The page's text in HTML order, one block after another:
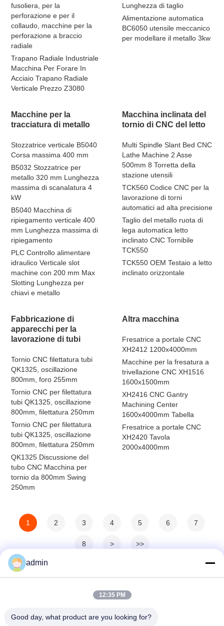
fusoliera, per la
perforazione e per il
collaudo, macchine per la
perforazione a braccio
radiale
Trapano Radiale Industriale
Macchina Per Forare In
Acciaio Trapano Radiale
Verticale Prezzo Z3080
Lunghezza di taglio
Alimentazione automatica
BC6050 utensile meccanico
per modellare il metallo 3kw
Macchine per la
tracciatura di metallo
Stozzatrice verticale B5040
Corsa massima 400 mm
B5032 Stozzatrice per
metallo 320 mm Lunghezza
massima di scanalatura 4
kW
B5040 Macchina di
ripiegamento verticale 400
mm Lunghezza massima di
ripiegamento
PLC Controllo alimentare
idraulico Verticale slot
machine con 200 mm Max
Slotting Lunghezza per
chiavi e metallo
Macchina inclinata del
tornio di CNC del letto
Multi Spindle Slant Bed CNC
Lathe Machine 2 Asse
500mm 8 Torretta della
stazione utensili
TCK560 Codice CNC per la
lavorazione di torni
automatici ad alta precisione
Taglio del metallo ruota di
lega automatica letto
inclinato CNC Tornibile
TCK550
TCK550 OEM Testaio a letto
inclinato orizzontale
Fabbricazione di
apparecchi per la
lavorazione di tubi
Tornio CNC filettatura tubi
QK1325, oscillazione
800mm, foro 255mm
Tornio CNC per filettatura
tubi QK1325, oscillazione
800mm, filettatura 250mm
Tornio CNC per filettatura
tubi QK1325, oscillazione
800mm, filettatura 250mm
QK1325 Discussione del
tubo CNC Macchina per
tornio da 800mm Swing
250mm
Altra macchina
Fresatrice a portale CNC
XH2412 1200x4000mm
Macchine per la fresatura a
trivellazione CNC XH1516
1600x1500mm
XH2416 CNC Gantry
Machining Center
1600x4000mm Tabella
Fresatrice a portale CNC
XH2420 Tavola
2000x4000mm
1 2 3 4 5 6 7
8 > >>
admin
12:35 PM
Good day, what product are you looking for?